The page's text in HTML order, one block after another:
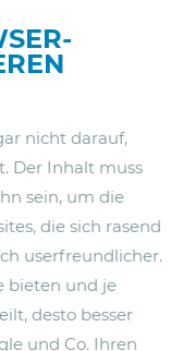
nicht darauf,
Der Inhalt muss
sein, um die
die sich rasend
userfreundlicher.
bieten und je
desto besser
und Co. Ihren